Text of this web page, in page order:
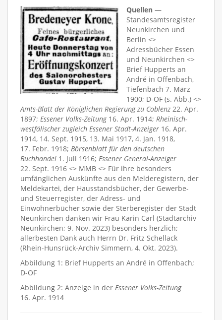
Quellen —
Standesamtsregister
Neunkirchen und
Berlin <>
Adressbücher Essen
und Neunkirchen <>
Brief Hupperts an
André in Offenbach,
Tiefenbach 7. März
1900; D-OF (s. Abb.) <>
Amts-Blatt der Königlichen Regierung zu Coblenz 22. Apr.
1897; Essener Volks-Zeitung16. Apr. 1914; Rheinisch-
westfälischer zugleich Essener Stadt-Anzeiger 16. Apr.
1914, 14. Sept. 1915, 13. Mai 1917, 4. Jan. 1918,
17. Febr. 1918; Börsenblatt für den deutschen
Buchhandel 1. Juli 1916; Essener General-Anzeiger
22. Sept. 1916 <> MMB <> Für ihre besonders
umfänglichen Auskünfte aus den Melderegistern, der
Meldekartei, der Hausstandsbücher, der Gewerbe-
und Steuerregister, der Adress- und
Einwohnerbücher sowie der Sterberegister der Stadt
Neunkirchen danken wir Frau Karin Carl (Stadtarchiv
Neunkirchen; 9. Nov. 2023) besonders herzlich;
allerbesten Dank auch Herrn Dr. Fritz Schellack
(Rhein-Hunsrück-Archiv Simmern, 4. Okt. 2023).
Abbildung 1: Brief Hupperts an André in Offenbach;
D-OF
Abbildung 2: Anzeige in der Essener Volks-Zeitung
16. Apr. 1914